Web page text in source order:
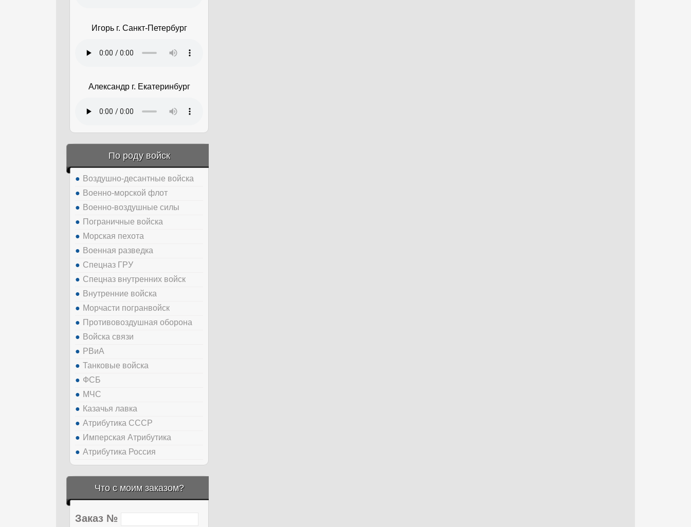
Игорь г. Санкт-Петербург
Александр г. Екатеринбург
По роду войск
Воздушно-десантные войска
Военно-морской флот
Военно-воздушные силы
Пограничные войска
Морская пехота
Военная разведка
Спецназ ГРУ
Спецназ внутренних войск
Внутренние войска
Морчасти погранвойск
Противовоздушная оборона
Войска связи
РВиА
Танковые войска
ФСБ
МЧС
Казачья лавка
Атрибутика СССР
Имперская Атрибутика
Атрибутика Россия
Что с моим заказом?
Заказ №